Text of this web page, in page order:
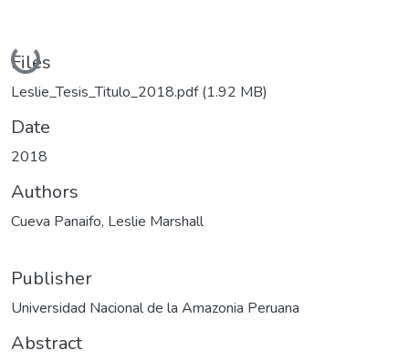
Loading...
Files
Leslie_Tesis_Titulo_2018.pdf(1.92 MB)
Date
2018
Authors
Cueva Panaifo, Leslie Marshall
Publisher
Universidad Nacional de la Amazonia Peruana
Abstract